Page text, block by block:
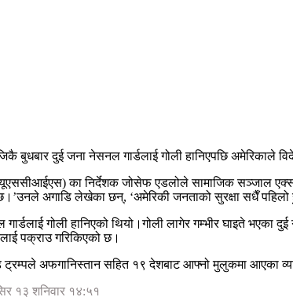
बुधबार दुई जना नेसनल गार्डलाई गोली हानिएपछि अमेरिकाले
का निर्देशक जोसेफ एडलोले सामाजिक सञ्जाल
अगाडि लेखेका छन्, ‘अमेरिकी जनताको सुरक्षा सधैँ पहिलो
गोली हानिएको थियो।गोली लागेर गम्भीर घाइते
पक्राउ गरिकिएको छ।
ट्रम्पले अफगानिस्तान सहित १९ देशबाट आफ्नो मुलुकमा आएका
१३ शनिवार १४:५१